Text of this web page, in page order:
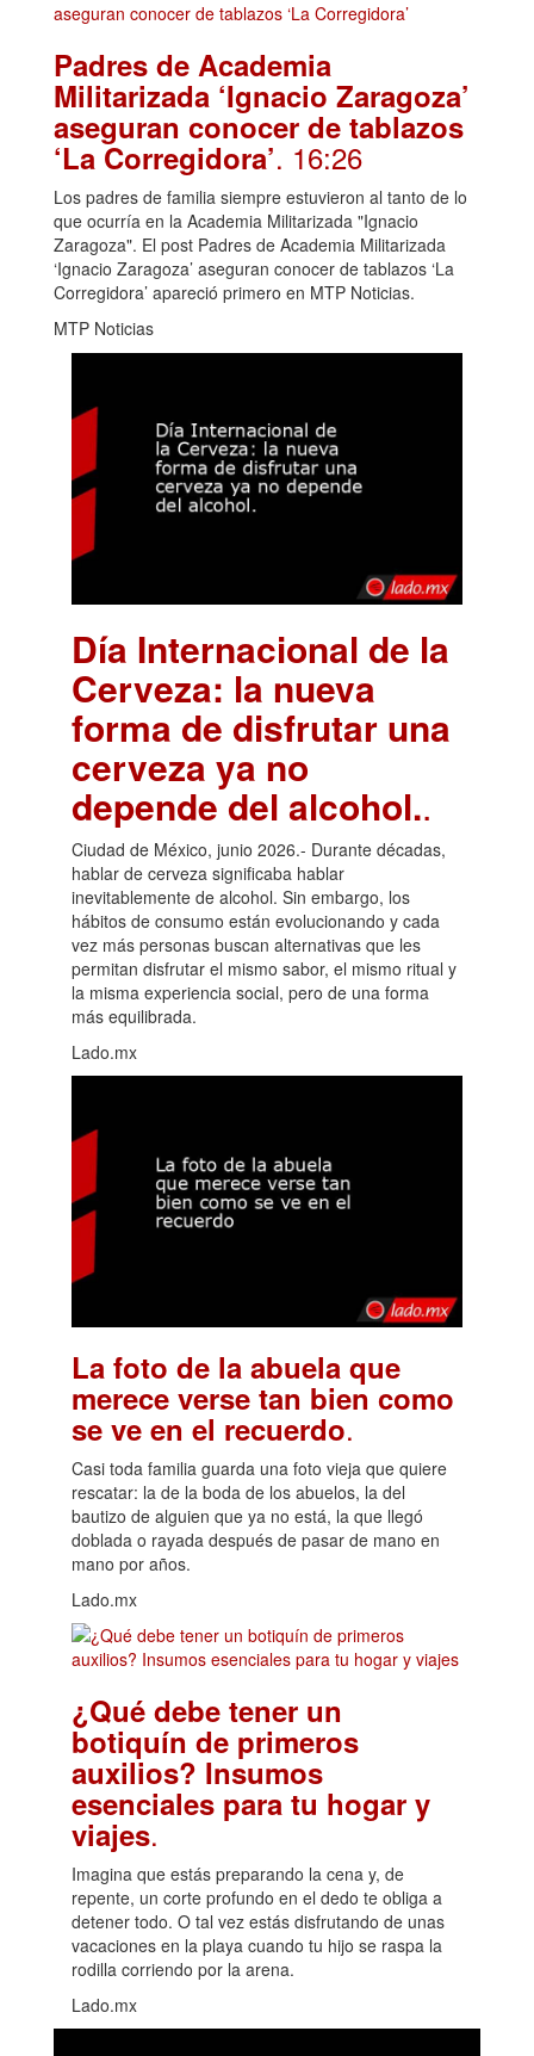
Padres de Academia
Militarizada ‘Ignacio Zaragoza’
aseguran conocer de tablazos
‘La Corregidora’. 16:26
Los padres de familia siempre estuvieron al tanto de lo
que ocurría en la Academia Militarizada "Ignacio
Zaragoza". El post Padres de Academia Militarizada
‘Ignacio Zaragoza’ aseguran conocer de tablazos ‘La
Corregidora’ apareció primero en MTP Noticias.
MTP Noticias
Día Internacional de la
Cerveza: la nueva
forma de disfrutar una
cerveza ya no
depende del alcohol..
Ciudad de México, junio 2026.- Durante décadas,
hablar de cerveza significaba hablar
inevitablemente de alcohol. Sin embargo, los
hábitos de consumo están evolucionando y cada
vez más personas buscan alternativas que les
permitan disfrutar el mismo sabor, el mismo ritual y
la misma experiencia social, pero de una forma
más equilibrada.
Lado.mx
La foto de la abuela que
merece verse tan bien como
se ve en el recuerdo.
Casi toda familia guarda una foto vieja que quiere
rescatar: la de la boda de los abuelos, la del
bautizo de alguien que ya no está, la que llegó
doblada o rayada después de pasar de mano en
mano por años.
Lado.mx
¿Qué debe tener un
botiquín de primeros
auxilios? Insumos
esenciales para tu hogar y
viajes.
Imagina que estás preparando la cena y, de
repente, un corte profundo en el dedo te obliga a
detener todo. O tal vez estás disfrutando de unas
vacaciones en la playa cuando tu hijo se raspa la
rodilla corriendo por la arena.
Lado.mx